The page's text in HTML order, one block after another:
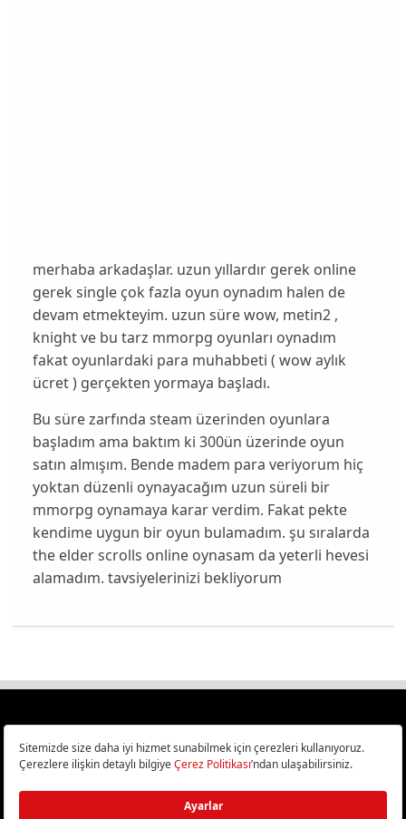
merhaba arkadaşlar. uzun yıllardır gerek online
gerek single çok fazla oyun oynadım halen de
devam etmekteyim. uzun süre wow, metin2 ,
knight ve bu tarz mmorpg oyunları oynadım
fakat oyunlardaki para muhabbeti ( wow aylık
ücret ) gerçekten yormaya başladı.
Bu süre zarfında steam üzerinden oyunlara
başladım ama baktım ki 300ün üzerinde oyun
satın almışım. Bende madem para veriyorum hiç
yoktan düzenli oynayacağım uzun süreli bir
mmorpg oynamaya karar verdim. Fakat pekte
kendime uygun bir oyun bulamadım. şu sıralarda
the elder scrolls online oynasam da yeterli hevesi
alamadım. tavsiyelerinizi bekliyorum
Türkiye
Bilişim ve Teknoloji Haberleri CHIP Online’da!